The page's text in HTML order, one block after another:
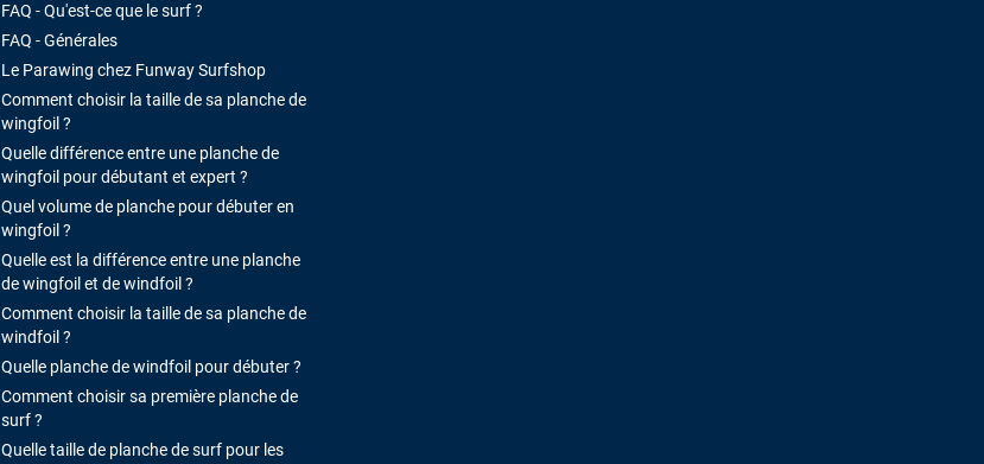
FAQ - Qu'est-ce que le surf ?
FAQ - Générales
Le Parawing chez Funway Surfshop
Comment choisir la taille de sa planche de
wingfoil ?
Quelle différence entre une planche de
wingfoil pour débutant et expert ?
Quel volume de planche pour débuter en
wingfoil ?
Quelle est la différence entre une planche
de wingfoil et de windfoil ?
Comment choisir la taille de sa planche de
windfoil ?
Quelle planche de windfoil pour débuter ?
Comment choisir sa première planche de
surf ?
Quelle taille de planche de surf pour les